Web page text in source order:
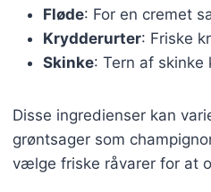
Fløde: For en cremet
Krydderurter: Friske
Skinke: Tern af
Disse ingredienser kan
grøntsager som
vælge friske råvarer for at